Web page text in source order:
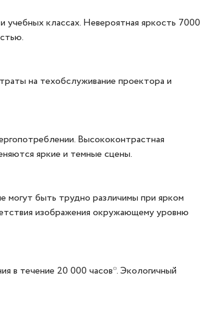
классах. Невероятная яркость 7000
на техобслуживание проектора и
Высококонтрастная
яркие и темные сцены.
могут быть трудно различимы при ярком
изображения окружающему уровню
в течение 20 000 часов*. Экологичный